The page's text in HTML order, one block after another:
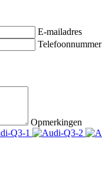
E-mailadres
Telefoonnummer
Opmerkingen